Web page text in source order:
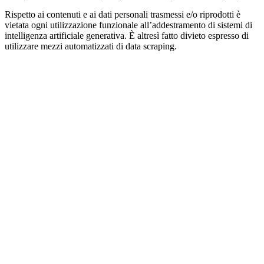
Rispetto ai contenuti e ai dati personali trasmessi e/o riprodotti è
vietata ogni utilizzazione funzionale all’addestramento di sistemi di
intelligenza artificiale generativa. È altresì fatto divieto espresso di
utilizzare mezzi automatizzati di data scraping.